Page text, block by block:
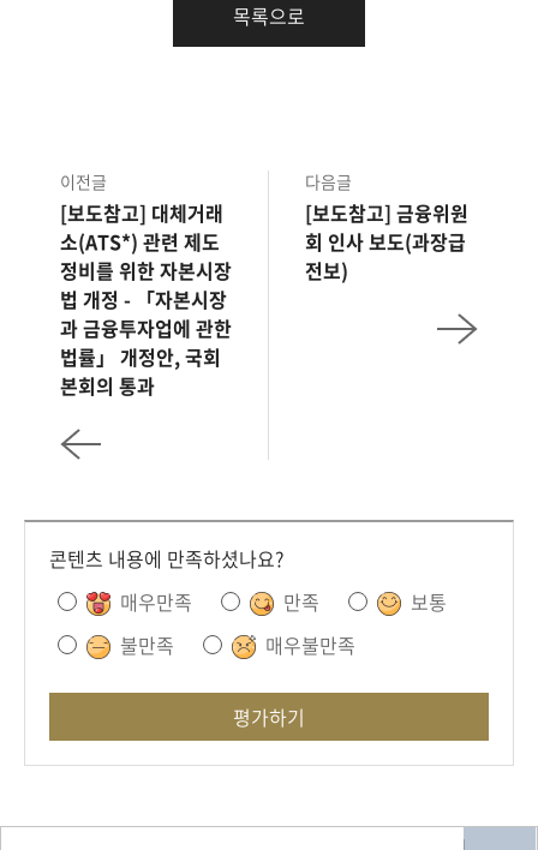
목록으로
이전글
[보도참고] 대체거래
소(ATS*) 관련 제도
정비를 위한 자본시장
법 개정 - 「자본시장
과 금융투자업에 관한
법률」 개정안, 국회
본회의 통과
다음글
[보도참고] 금융위원
회 인사 보도(과장급
전보)
콘텐츠 내용에 만족하셨나요?
매우만족
만족
보통
불만족
매우불만족
평가하기